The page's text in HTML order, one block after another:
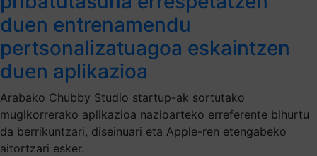
duen entrenamendu
pertsonalizatuagoa eskaintzen
duen aplikazioa
Arabako Chubby Studio startup-ak sortutako
mugikorrerako aplikazioa nazioarteko erreferente bihurtu
da berrikuntzari, diseinuari eta Apple-ren etengabeko
aitortzari esker.